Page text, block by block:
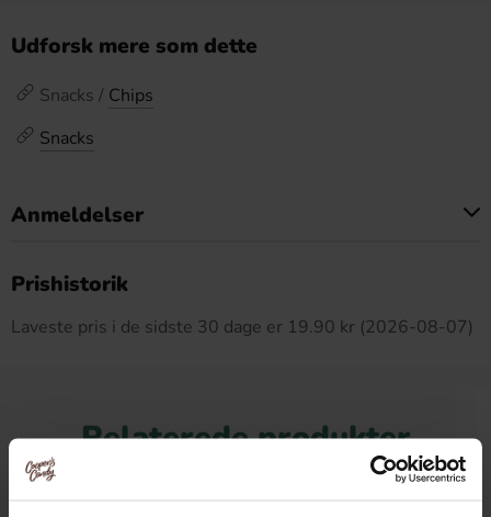
Udforsk mere som dette
Snacks / Chips
Snacks
Anmeldelser
Prishistorik
Laveste pris i de sidste 30 dage er 19.90 kr (2026-08-07)
Relaterede produkter